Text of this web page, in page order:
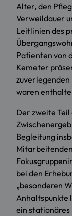
Alter, den
Verweildauer
Leitlinien des
Patienten von
Kemeter
waren
Der zweite
Begleitung
bei den
„besonderen
Anhaltspunkte
ein stationäres